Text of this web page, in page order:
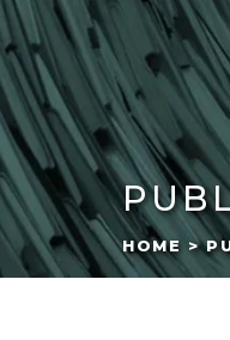
HOME >